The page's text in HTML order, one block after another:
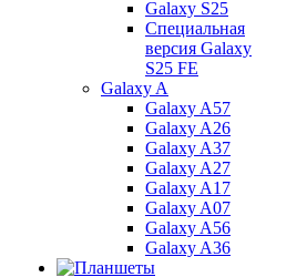
Galaxy S25
Специальная
версия Galaxy
S25 FE
Galaxy A
Galaxy A57
Galaxy A26
Galaxy A37
Galaxy A27
Galaxy A17
Galaxy A07
Galaxy A56
Galaxy A36